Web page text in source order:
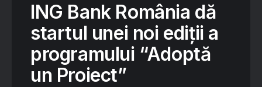
ING Bank România dă
startul unei noi ediții a
programului “Adoptă
un Proiect”